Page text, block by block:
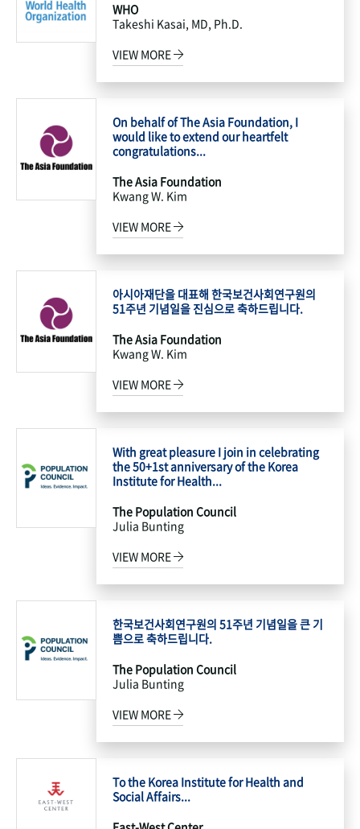
WHO
Takeshi Kasai, MD, Ph.D.
VIEW MORE
On behalf of The Asia Foundation, I
would like to extend our heartfelt
congratulations...
The Asia Foundation
Kwang W. Kim
VIEW MORE
아시아재단을 대표해 한국보건사회연구원의
51주년 기념일을 진심으로 축하드립니다.
The Asia Foundation
Kwang W. Kim
VIEW MORE
With great pleasure I join in celebrating
the 50+1st anniversary of the Korea
Institute for Health...
The Population Council
Julia Bunting
VIEW MORE
한국보건사회연구원의 51주년 기념일을 큰 기
쁨으로 축하드립니다.
The Population Council
Julia Bunting
VIEW MORE
To the Korea Institute for Health and
Social Affairs...